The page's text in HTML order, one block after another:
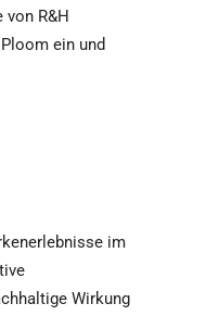
R&H
ein und
im
Wirkung